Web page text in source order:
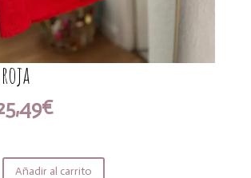
precio
era:
€El
es:
Añadir al carrito